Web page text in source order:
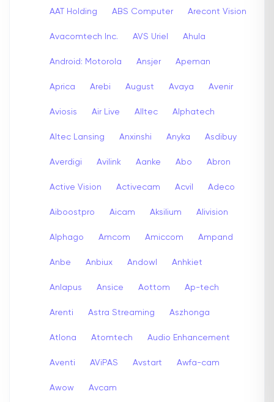
AAT Holding ABS Computer Arecont Vision
Avacomtech Inc. AVS Uriel Ahula
Android: Motorola Ansjer Apeman
Aprica Arebi August Avaya Avenir
Aviosis Air Live Alltec Alphatech
Altec Lansing Anxinshi Anyka Asdibuy
Averdigi Avilink Aanke Abo Abron
Active Vision Activecam Acvil Adeco
Aiboostpro Aicam Aksilium Alivision
Alphago Amcom Amiccom Ampand
Anbe Anbiux Andowl Anhkiet
Anlapus Ansice Aottom Ap-tech
Arenti Astra Streaming Aszhonga
Atlona Atomtech Audio Enhancement
Aventi AViPAS Avstart Awfa-cam
Awow Avcam